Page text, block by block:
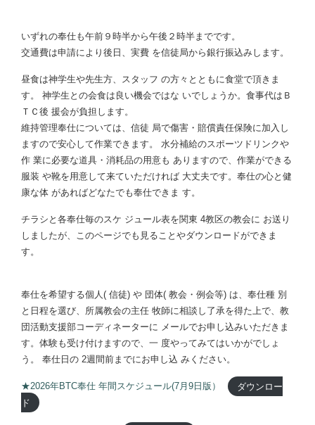
いずれの奉仕も午前９時半から午後２時半までです。
交通費は申請により後日、実費 を信徒局から銀行振込みします。
昼食は神学生や先生方、スタッフ の方々とともに食堂で頂きま
す。 神学生との会食は良い機会ではな いでしょうか。食事代はＢ
ＴＣ後 援会が負担します。
維持管理奉仕については、信徒 局で傷害・賠償責任保険に加入し
ますので安心して作業できます。 水分補給のスポーツドリンクや
作 業に必要な道具・消耗品の用意も ありますので、作業ができる
服装 や靴を用意して来ていただければ 大丈夫です。奉仕の心と健
康な体 があればどなたでも奉仕できま す。
チラシと各奉仕毎のスケ ジュール表を関東 4教区の教会に お送り
しましたが、このページでも見ることやダウンロードができま
す。
奉仕を希望する個人( 信徒) や 団体( 教会・例会等) は、奉仕種 別
と日程を選び、所属教会の主任 牧師に相談し了承を得た上で、教
団活動支援部コーディネーターに メールでお申し込みいただきま
す。体験も受け付けますので、一 度やってみてはいかがでしょ
う。 奉仕日の 2週間前までにお申し込 みください。
★2026年BTC奉仕 年間スケジュール(7月9日版）
ダウンロー
ド